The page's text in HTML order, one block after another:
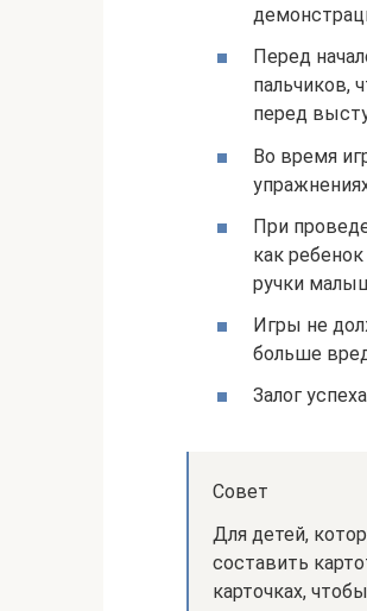
Перед
пальчиков,
перед
Во время
При
как
ручки
Игры не
больше
Залог
Совет
Для детей,
составить
карточках,